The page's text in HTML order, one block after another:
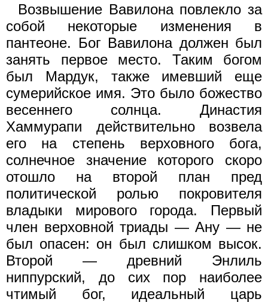
Возвышение Вавилона повлекло за
собой некоторые изменения в
пантеоне. Бог Вавилона должен был
занять первое место. Таким богом
был Мардук, также имевший еще
сумерийское имя. Это было божество
весеннего солнца. Династия
Хаммурапи действительно возвела
его на степень верховного бога,
солнечное значение которого скоро
отошло на второй план пред
политической ролью покровителя
владыки мирового города. Первый
член верховной триады — Ану — не
был опасен: он был слишком высок.
Второй — древний Энлиль
ниппурский, до сих пор наиболее
чтимый бог, идеальный царь